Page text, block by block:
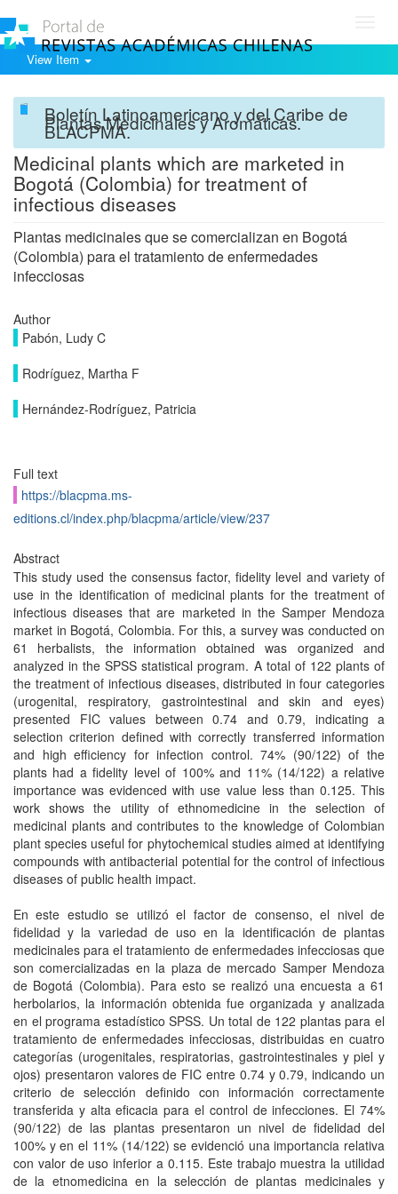
View Item
Boletín Latinoamericano y del Caribe de
Plantas Medicinales y Aromáticas.
BLACPMA.
Medicinal plants which are marketed in
Bogotá (Colombia) for treatment of
infectious diseases
Plantas medicinales que se comercializan en Bogotá
(Colombia) para el tratamiento de enfermedades
infecciosas
Author
Pabón, Ludy C
Rodríguez, Martha F
Hernández-Rodríguez, Patricia
Full text
https://blacpma.ms-
editions.cl/index.php/blacpma/article/view/237
Abstract
This study used the consensus factor, fidelity level and variety of
use in the identification of medicinal plants for the treatment of
infectious diseases that are marketed in the Samper Mendoza
market in Bogotá, Colombia. For this, a survey was conducted on
61 herbalists, the information obtained was organized and
analyzed in the SPSS statistical program. A total of 122 plants of
the treatment of infectious diseases, distributed in four categories
(urogenital, respiratory, gastrointestinal and skin and eyes)
presented FIC values between 0.74 and 0.79, indicating a
selection criterion defined with correctly transferred information
and high efficiency for infection control. 74% (90/122) of the
plants had a fidelity level of 100% and 11% (14/122) a relative
importance was evidenced with use value less than 0.125. This
work shows the utility of ethnomedicine in the selection of
medicinal plants and contributes to the knowledge of Colombian
plant species useful for phytochemical studies aimed at identifying
compounds with antibacterial potential for the control of infectious
diseases of public health impact.
En este estudio se utilizó el factor de consenso, el nivel de
fidelidad y la variedad de uso en la identificación de plantas
medicinales para el tratamiento de enfermedades infecciosas que
son comercializadas en la plaza de mercado Samper Mendoza
de Bogotá (Colombia). Para esto se realizó una encuesta a 61
herbolarios, la información obtenida fue organizada y analizada
en el programa estadístico SPSS. Un total de 122 plantas para el
tratamiento de enfermedades infecciosas, distribuidas en cuatro
categorías (urogenitales, respiratorias, gastrointestinales y piel y
ojos) presentaron valores de FIC entre 0.74 y 0.79, indicando un
criterio de selección definido con información correctamente
transferida y alta eficacia para el control de infecciones. El 74%
(90/122) de las plantas presentaron un nivel de fidelidad del
100% y en el 11% (14/122) se evidenció una importancia relativa
con valor de uso inferior a 0.115. Este trabajo muestra la utilidad
de la etnomedicina en la selección de plantas medicinales y